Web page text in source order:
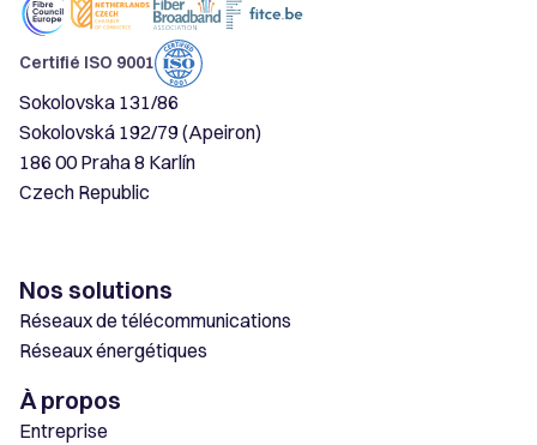
Certifié ISO 9001
Sokolovska 131/86
Sokolovská 192/79 (Apeiron)
186 00 Praha 8 Karlín
Czech Republic
Nos solutions
Réseaux de télécommunications
Réseaux énergétiques
À propos
Entreprise